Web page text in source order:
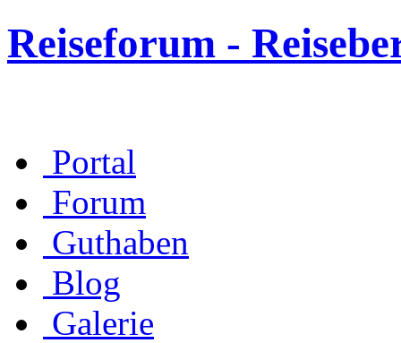
Reiseforum -
Portal
Forum
Guthaben
Blog
Galerie